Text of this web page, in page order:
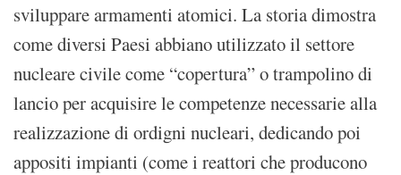
sviluppare armamenti atomici. La storia dimostra
come diversi Paesi abbiano utilizzato il settore
nucleare civile come “copertura” o trampolino di
lancio per acquisire le competenze necessarie alla
realizzazione di ordigni nucleari, dedicando poi
appositi impianti (come i reattori che producono